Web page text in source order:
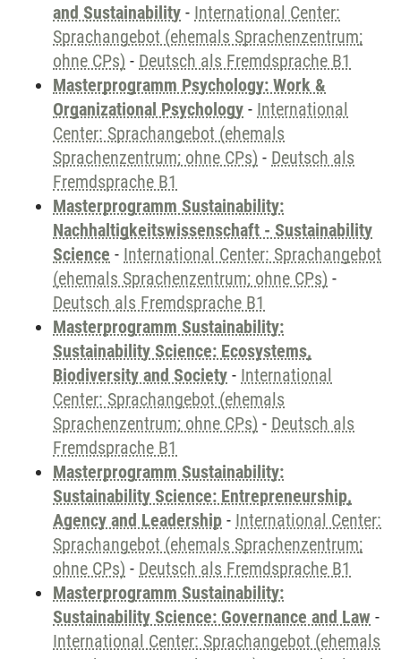
and Sustainability - International Center:
Sprachangebot (ehemals Sprachenzentrum;
ohne CPs) - Deutsch als Fremdsprache B1
Masterprogramm Psychology: Work &
Organizational Psychology - International
Center: Sprachangebot (ehemals
Sprachenzentrum; ohne CPs) - Deutsch als
Fremdsprache B1
Masterprogramm Sustainability:
Nachhaltigkeitswissenschaft - Sustainability
Science - International Center: Sprachangebot
(ehemals Sprachenzentrum; ohne CPs) -
Deutsch als Fremdsprache B1
Masterprogramm Sustainability:
Sustainability Science: Ecosystems,
Biodiversity and Society - International
Center: Sprachangebot (ehemals
Sprachenzentrum; ohne CPs) - Deutsch als
Fremdsprache B1
Masterprogramm Sustainability:
Sustainability Science: Entrepreneurship,
Agency and Leadership - International Center:
Sprachangebot (ehemals Sprachenzentrum;
ohne CPs) - Deutsch als Fremdsprache B1
Masterprogramm Sustainability:
Sustainability Science: Governance and Law -
International Center: Sprachangebot (ehemals